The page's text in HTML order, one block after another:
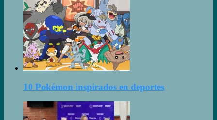
10 Pokémon inspirados en deportes